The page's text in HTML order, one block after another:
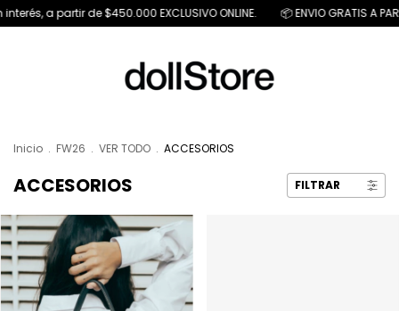
de $450.000 EXCLUSIVO ONLINE. 📦 ENVIO GRATIS A PARTIR DE $
Inicio . FW26 . VER TODO . ACCESORIOS
ACCESORIOS FILTRAR